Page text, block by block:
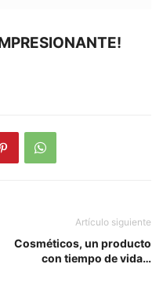
Artículo siguiente
Cosméticos, un producto
con tiempo de vida…